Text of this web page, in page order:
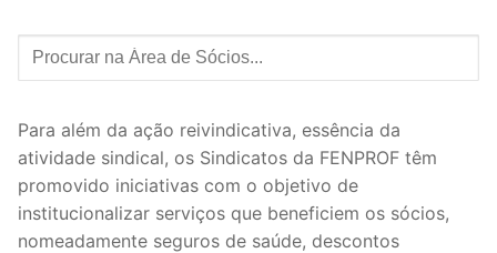
sindicalização
Notícias
Legislação
Sectores
PRÉ-ESCOLAR
Para além da ação reivindicativa, essência da
atividade sindical, os Sindicatos da FENPROF têm
promovido iniciativas com o objetivo de
institucionalizar serviços que beneficiem os sócios,
nomeadamente seguros de saúde, descontos